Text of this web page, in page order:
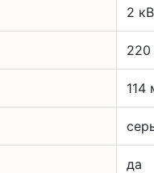
2
220
114
да